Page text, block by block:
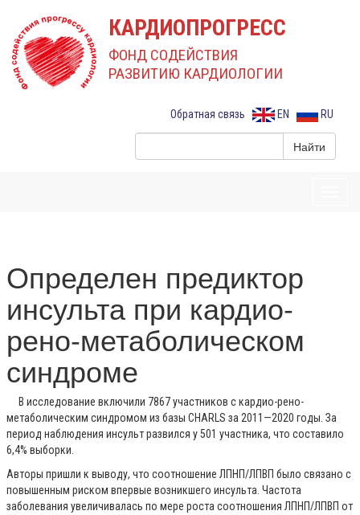
КАРДИОПРОГРЕСС
ФОНД СОДЕЙСТВИЯ
РАЗВИТИЮ КАРДИОЛОГИИ
RU
EN
Обратная связь
Определен предиктор
инсульта при кардио-
рено-метаболическом
синдроме
В исследование включили 7867 участников с кардио-рено-
метаболическим синдромом из базы CHARLS за 2011—2020 годы. За
период наблюдения инсульт развился у 501 участника, что составило
6,4% выборки.
Авторы пришли к выводу, что соотношение ЛПНП/ЛПВП было связано с
повышенным риском впервые возникшего инсульта. Частота
заболевания увеличивалась по мере роста соотношения ЛПНП/ЛПВП от